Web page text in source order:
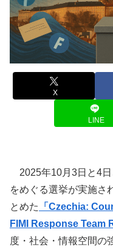
X
LINE
2025年10月3日と4日
をめぐる選挙が実施さ
とめた
「Czechia:
FIMI Response Team
度・社会・情報空間の